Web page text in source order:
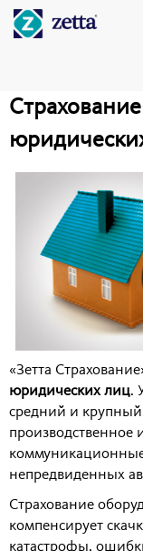
«Зетта
юридических лиц.
средний и крупный
производственное
непредвиденных
Страхование
компенсирует
катастрофы,